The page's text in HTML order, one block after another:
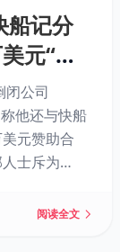
船记分
元“赞
闭公司
他还与快船
元赞助合
士斥为
德交易因此
阅读全文